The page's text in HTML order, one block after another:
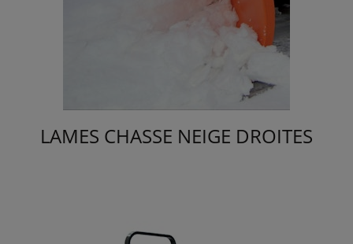
LAMES CHASSE NEIGE DROITES